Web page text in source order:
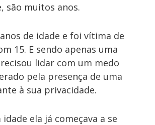
são muitos anos.
de idade e foi vítima de
15. E sendo apenas uma
lidar com um medo
pela presença de uma
à sua privacidade.
idade ela já começava a se